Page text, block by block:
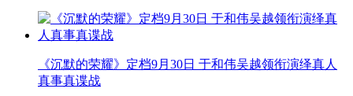
《沉默的荣耀》定档9月30日 于和伟吴越领衔演绎真人
真事真谍战